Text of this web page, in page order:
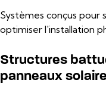
Systèmes conçus pour
optimiser l'installation
Structures
panneaux